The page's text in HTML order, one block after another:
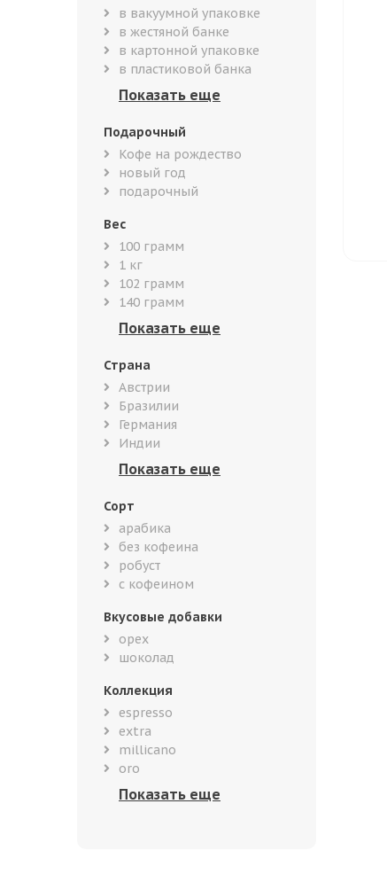
в вакуумной упаковке
в жестяной банке
в картонной упаковке
в пластиковой банка
Подарочный
Кофе на рождество
новый год
подарочный
Вес
100 грамм
1 кг
102 грамм
140 грамм
Страна
Австрии
Бразилии
Германия
Индии
Сорт
арабика
без кофеина
робуст
с кофеином
Вкусовые добавки
орех
шоколад
Коллекция
espresso
extra
millicano
oro